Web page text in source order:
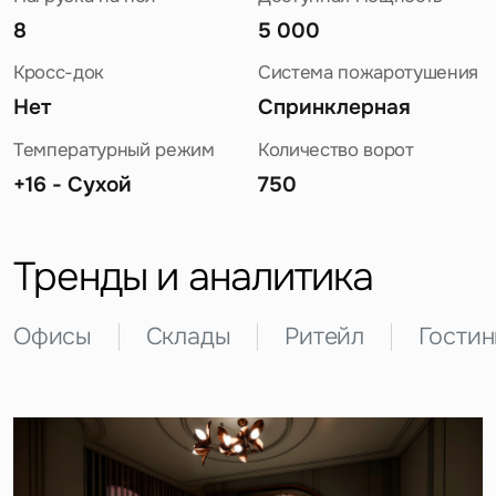
8 5 000
Кросс-док
Нет
Система пожаротушения
Спринклерная
Температурный режим
+16 - Сухой
Количество ворот
750
Тренды и аналитика
Офисы Склады Ритейл
Задайте свой вопрос
Предложение
Это обязательное поле